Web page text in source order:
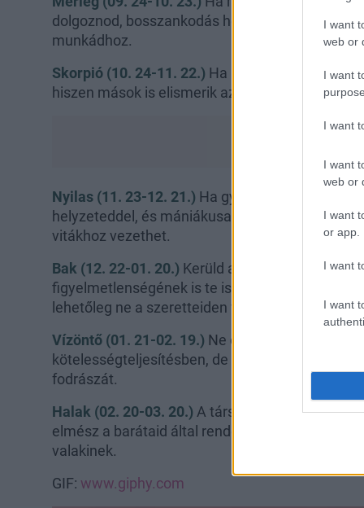
I want
web or
I want
I want
I want
web or
I want
or app.
I want
I want
dolgoznod, bosszankodás helyett joggal
munkádhoz.
Skorpió (10. 24-11. 22.) Ha meggyőződtél
hiszen mások is elismerik az ötleted értékét –
Nyilas (11. 23-12. 21.) Ha gyermeked vagy
helyzeteddel, és mániákusan szórja a pénzt,
vitákhoz vezethet.
Bak (12. 22-01. 20.) Kerüld a balesetveszélyes
figyelmetlenségének is te iszod meg a levét,
lehetőleg ne a szeretteiden vezesd le.
Vízöntő (01. 21-02. 19.) Ne engedd, hogy
kötelességteljesítésben, de ha töredezett a
fodrászát.
Halak (02. 20-03. 20.) A társkereséshez
elmész a barátaid által rendezett bulira, és
valakinek.
GIF: www.giphy.com